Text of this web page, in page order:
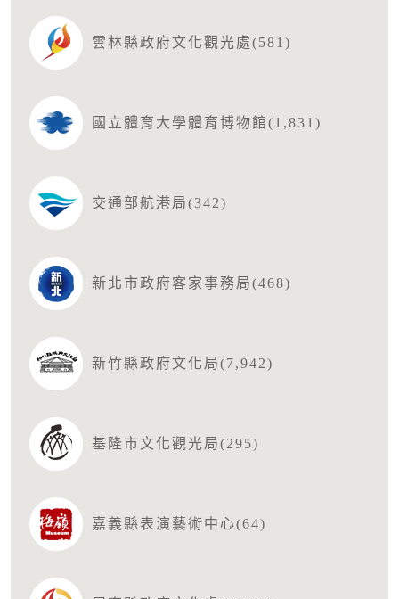
雲林縣政府文化觀光處(581)
國立體育大學體育博物館(1,831)
交通部航港局(342)
新北市政府客家事務局(468)
新竹縣政府文化局(7,942)
基隆市文化觀光局(295)
嘉義縣表演藝術中心(64)